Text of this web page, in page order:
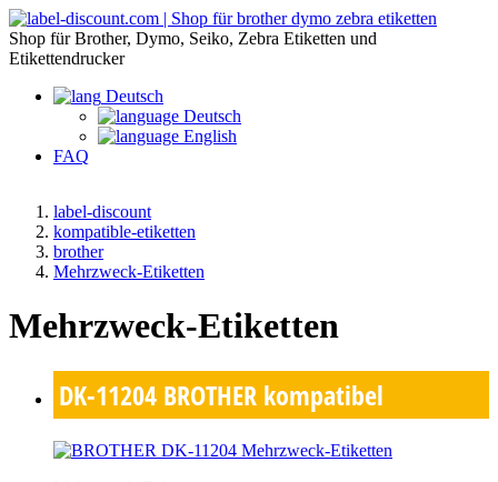
Shop für Brother, Dymo, Seiko, Zebra Etiketten und
Etikettendrucker
Deutsch
Deutsch
English
FAQ
label-discount
kompatible-etiketten
brother
Mehrzweck-Etiketten
Mehrzweck-Etiketten
DK-11204 BROTHER kompatibel